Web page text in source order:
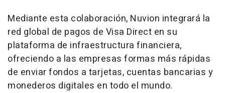
Mediante esta colaboración, Nuvion integrará la
red global de pagos de Visa Direct en su
plataforma de infraestructura financiera,
ofreciendo a las empresas formas más rápidas
de enviar fondos a tarjetas, cuentas bancarias y
monederos digitales en todo el mundo.